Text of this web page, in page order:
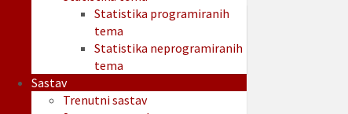
Statistika programiranih
tema
Statistika neprogramiranih
tema
Sastav
Trenutni sastav